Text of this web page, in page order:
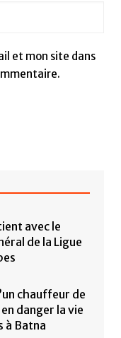
et mon site dans
avec le
de la Ligue
chauffeur de
danger la vie
à Batna